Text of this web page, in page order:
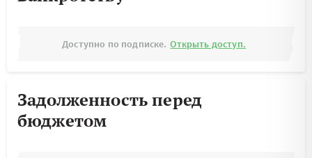
Доступно по подписке. Открыть доступ.
Задолженность перед
бюджетом